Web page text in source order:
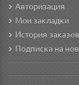
Авторизация
Мои закладки
История заказов
Подписка на